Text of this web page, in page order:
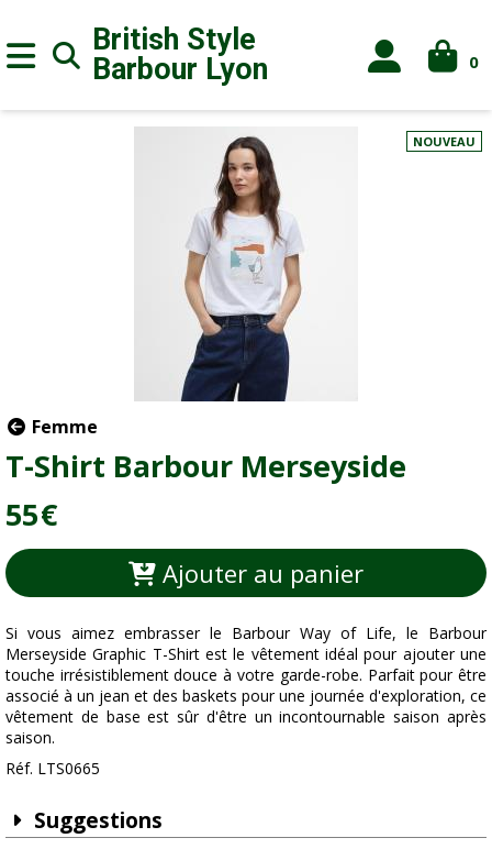
British Style
Barbour Lyon 0
NOUVEAU
Femme
T-Shirt Barbour Merseyside
55€
Ajouter au panier
Si vous aimez embrasser le Barbour Way of Life, le Barbour
Merseyside Graphic T-Shirt est le vêtement idéal pour ajouter une
touche irrésistiblement douce à votre garde-robe. Parfait pour être
associé à un jean et des baskets pour une journée d'exploration, ce
vêtement de base est sûr d'être un incontournable saison après
saison.
Réf. LTS0665
Suggestions